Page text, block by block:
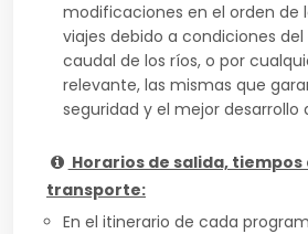
modificaciones en el orden de
viajes debido a condiciones
caudal de los ríos, o por
relevante, las mismas que
seguridad y el mejor desarrollo
Horarios de salida, tiempos
transporte:
En el itinerario de cada